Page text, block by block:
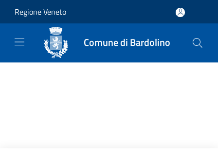
Regione Veneto
Comune di Bardolino